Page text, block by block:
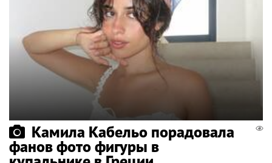
Камила Кабельо порадовала
фанов фото фигуры в